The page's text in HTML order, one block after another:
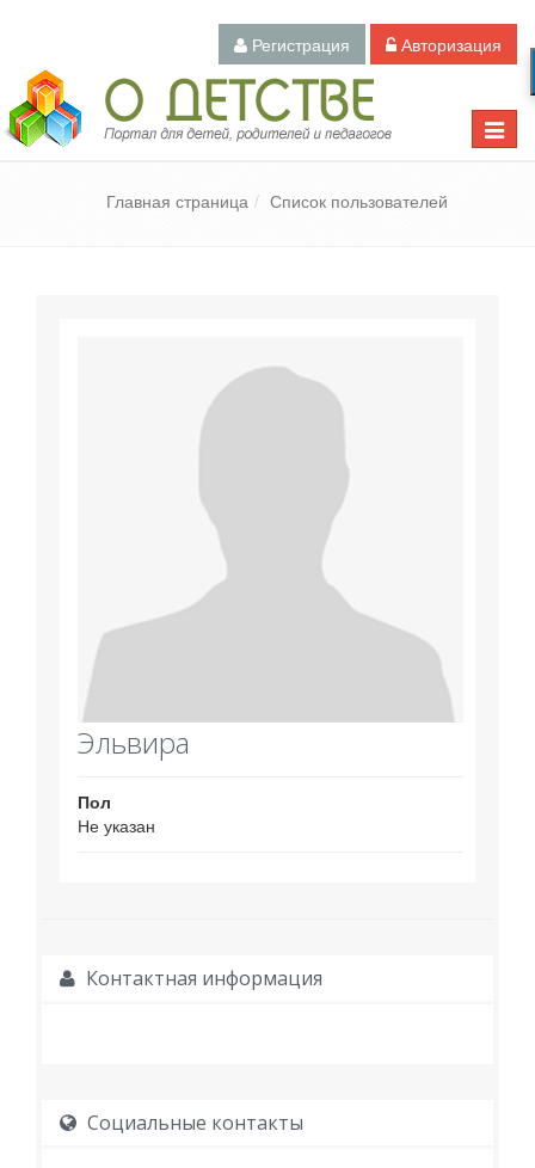
Регистрация Авторизация
Toggle
Педагогический портал «О детстве»
Главная страница Список пользователей
Эльвира
Пол
Не указан
Контактная информация
Социальные контакты